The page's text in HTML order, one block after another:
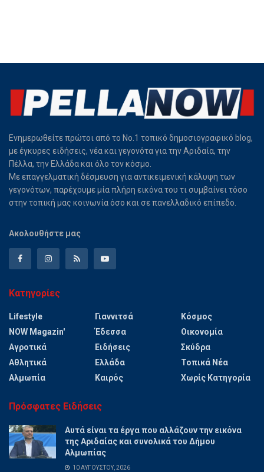
Ενημερωθείτε πρώτοι από το Νο.1 τοπικό δημοσιογραφικό blog,
με έγκυρες ειδήσεις, νέα και γεγονότα για την Αριδαία, την
Πέλλα, την Ελλάδα και όλο τον κόσμο.
Με επαγγελματική δέσμευση για αντικειμενική κάλυψη των
γεγονότων, παρέχουμε μία πλήρη εικόνα του τι συμβαίνει τόσο
στην τοπική μας κοινωνία όσο και σε πανελλαδικό επίπεδο.
Ακολουθήστε μας
Κατηγορίες
Lifestyle
NOW Magazin'
Αγροτικά
Αθλητικά
Αλμωπία
Γιαννιτσά
Έδεσσα
Ειδήσεις
Ελλάδα
Καιρός
Κόσμος
Οικονομία
Σκύδρα
Τοπικά Νέα
Χωρίς Κατηγορία
Πρόσφατες Ειδήσεις
Αυτά είναι τα έργα που αλλάζουν την εικόνα
της Αριδαίας και συνολικά του Δήμου
Αλμωπίας
10 ΑΥΓΟΎΣΤΟΥ, 2026